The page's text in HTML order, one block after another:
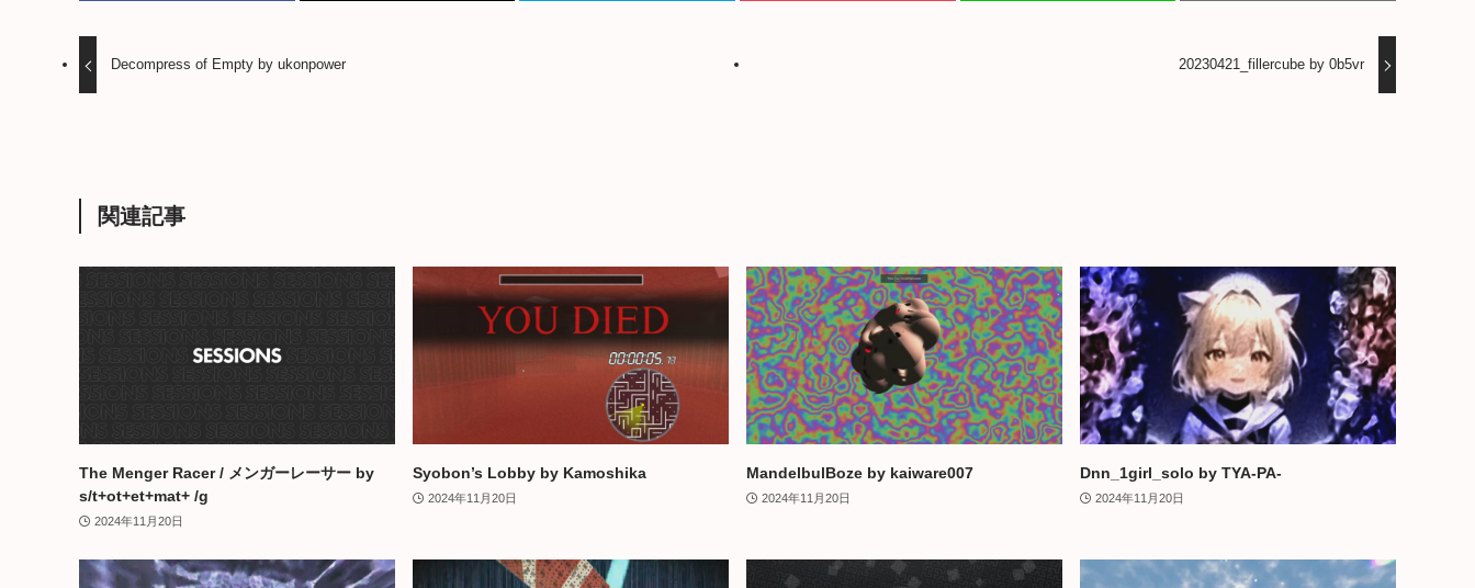
Decompress of Empty by ukonpower 20230421_fillercube by 0b5vr
関連記事
The Menger Racer / メンガーレーサー by
s/t+ot+et+mat+ /g
2024年11月20日
Syobon’s Lobby by Kamoshika
2024年11月20日
MandelbulBoze by kaiware007
2024年11月20日
Dnn_1girl_solo by TYA-PA-
2024年11月20日